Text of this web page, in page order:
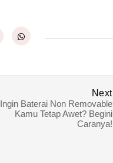
Next
Ingin Baterai Non Removable
Kamu Tetap Awet? Begini
Caranya!